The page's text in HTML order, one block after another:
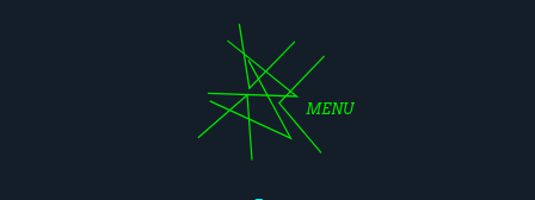
MENU